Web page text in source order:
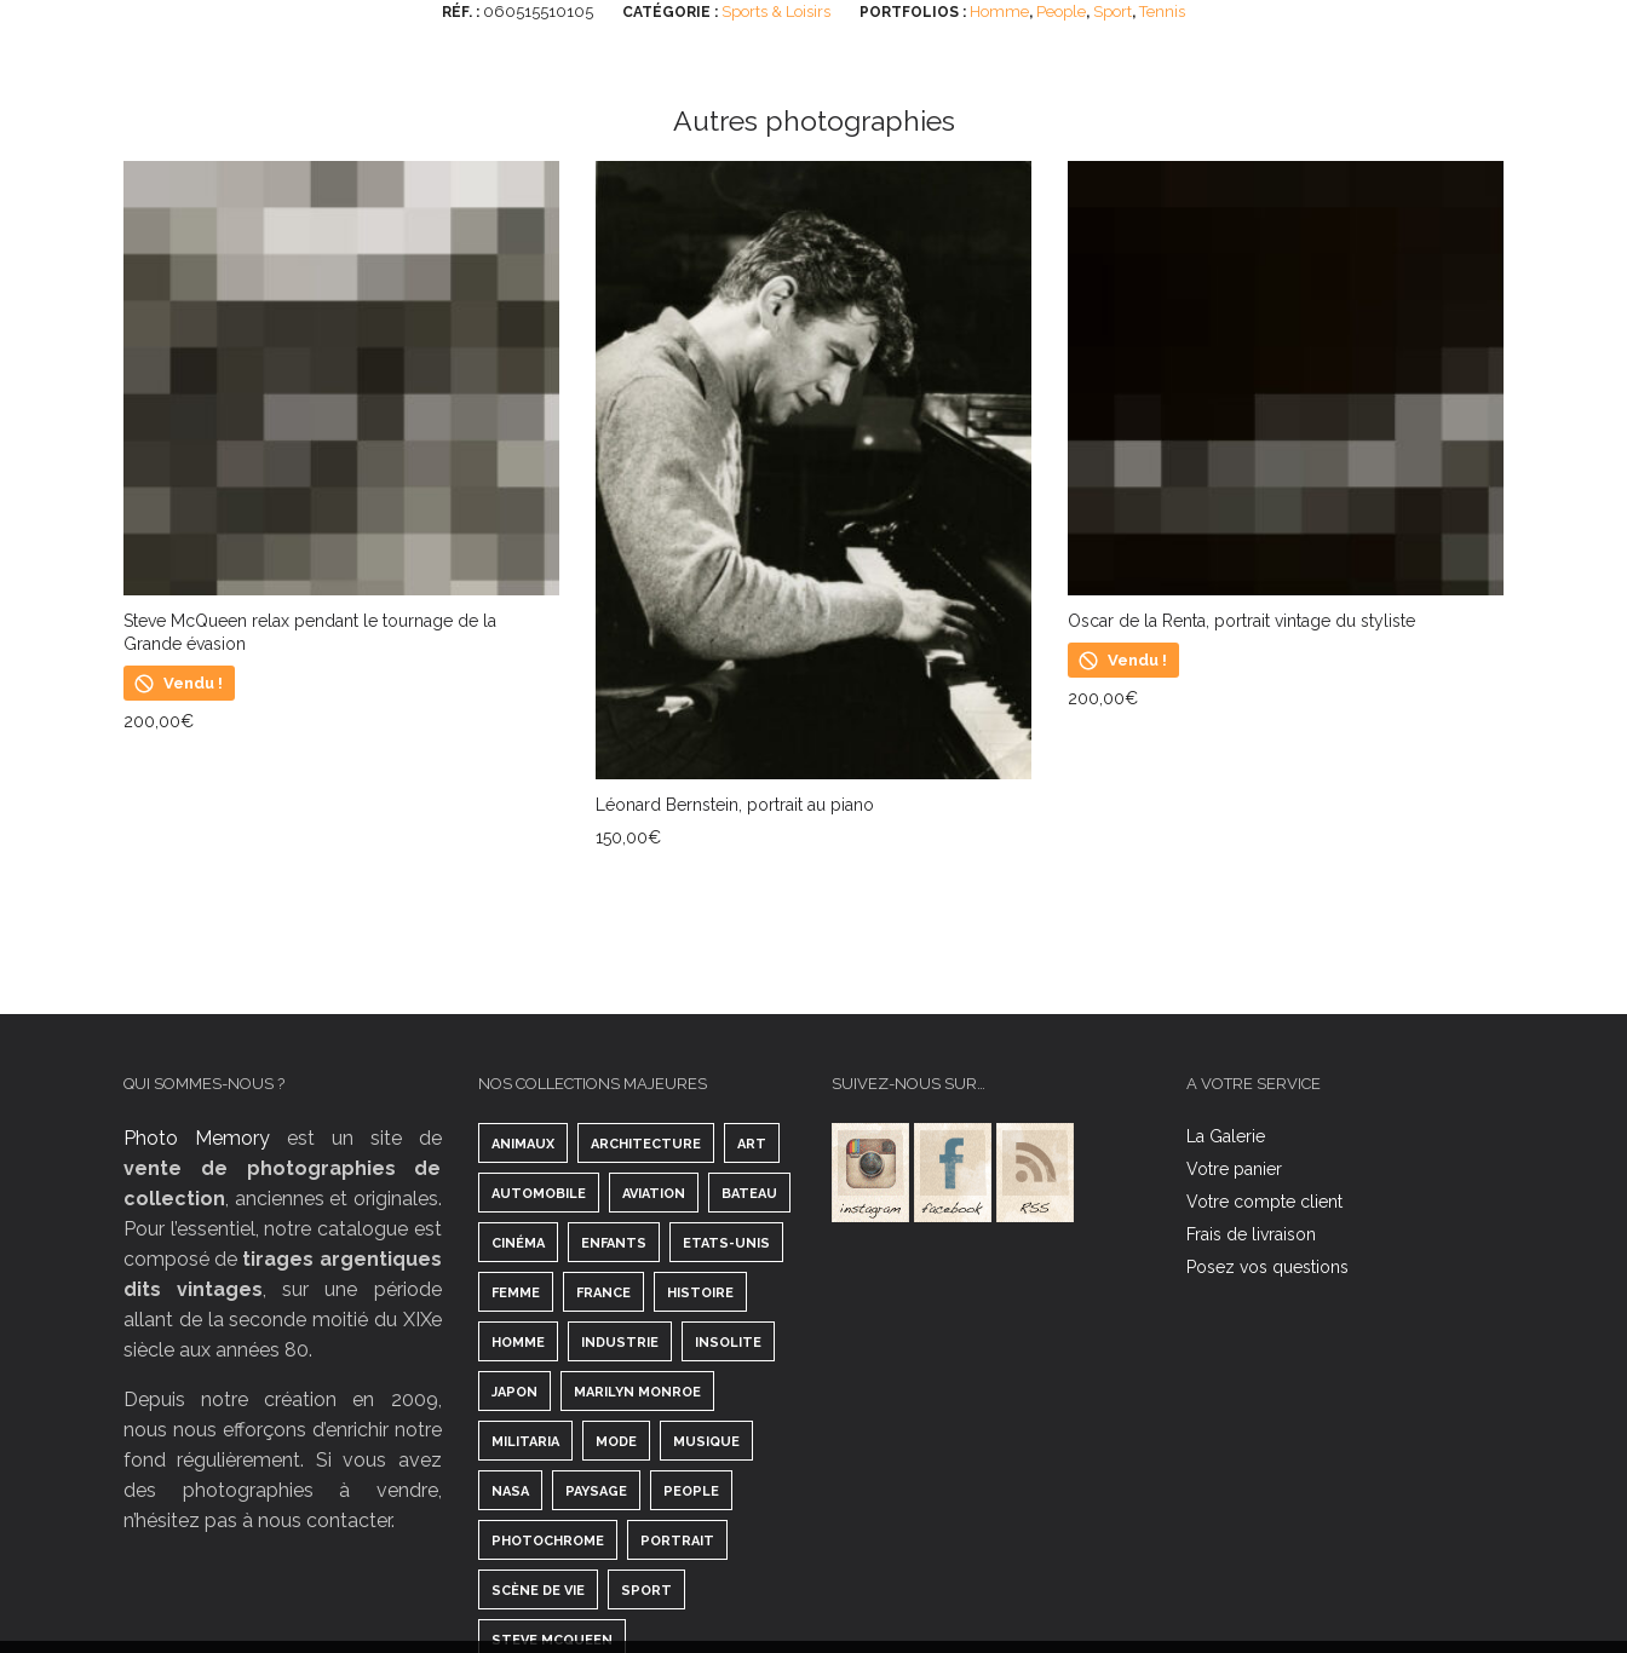
RÉF. : 060515510105 CATÉGORIE : Sports & Loisirs PORTFOLIOS : Homme, People, Sport,Tennis
Autres photographies
Steve McQueen relax pendant le tournage de la
Grande évasion
Vendu !
200,00€
Léonard Bernstein, portrait au piano
150,00€
Oscar de la Renta, portrait vintage du styliste
Vendu !
200,00€
QUI SOMMES-NOUS ?
Photo Memoryest un site de
vente de photographies de
collection , anciennes et originales.
Pour l’essentiel, notre catalogue est
composé de tirages argentiques
dits vintages , sur une période
allant de la seconde moitié du XIXe
siècle aux années 80.
Depuis notre création en 2009,
nous nous efforçons d’enrichir notre
fond régulièrement. Si vous avez
des photographies à vendre,
n’hésitez pas à nous contacter.
NOS COLLECTIONS MAJEURES
ANIMAUX ARCHITECTURE ART
AUTOMOBILE AVIATION BATEAU
CINÉMA ENFANTS ETATS-UNIS
FEMME FRANCE HISTOIRE
HOMME INDUSTRIE INSOLITE
JAPON MARILYN MONROE
MILITARIA MODE MUSIQUE
NASA PAYSAGE PEOPLE
PHOTOCHROME PORTRAIT
SCÈNE DE VIE SPORT
STEVE MCQUEEN
SUIVEZ-NOUS SUR… A VOTRE SERVICE
La Galerie
Votre panier
Votre compte client
Frais de livraison
Posez vos questions